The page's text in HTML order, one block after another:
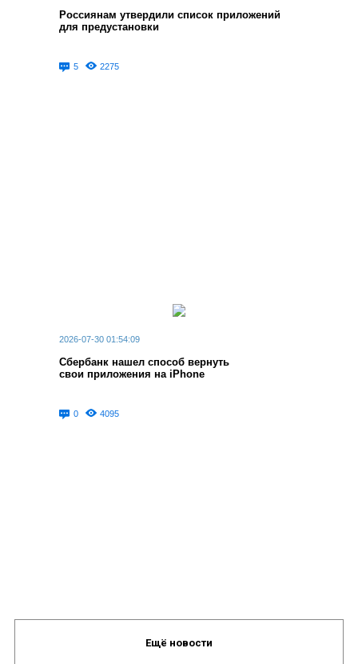
- Исправлена ошибка при загрузке отсеиваний с указателями.
- Исправлена ошибка с зависанием при загрузке таблиц для
- Исправлена ошибка при вводе размера текста или строки.
Россиянам утвердили список приложений
для предустановки
5 2275
2026-07-30 01:54:09
Сбербанк нашел способ вернуть
свои приложения на iPhone
0 4095
Ещё новости